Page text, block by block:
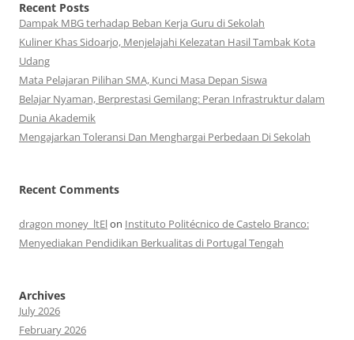
Recent Posts
Dampak MBG terhadap Beban Kerja Guru di Sekolah
Kuliner Khas Sidoarjo, Menjelajahi Kelezatan Hasil Tambak Kota
Udang
Mata Pelajaran Pilihan SMA, Kunci Masa Depan Siswa
Belajar Nyaman, Berprestasi Gemilang: Peran Infrastruktur dalam
Dunia Akademik
Mengajarkan Toleransi Dan Menghargai Perbedaan Di Sekolah
Recent Comments
dragon money_ltElon Instituto Politécnico de Castelo Branco:
Menyediakan Pendidikan Berkualitas di Portugal Tengah
Archives
July 2026
February 2026